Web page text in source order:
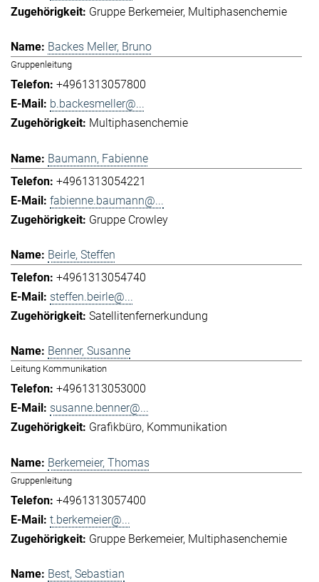
Gruppe Berkemeier Multiphasenchemie
Backes Meller, Bruno
Gruppenleitung
+4961313057800
b.backesmeller@...
Multiphasenchemie
Baumann, Fabienne
+4961313054221
fabienne.baumann@...
Gruppe Crowley
Beirle, Steffen
+4961313054740
steffen.beirle@...
Satellitenfernerkundung
Benner, Susanne
Leitung Kommunikation
+4961313053000
susanne.benner@...
Grafikbüro Kommunikation
Berkemeier, Thomas
Gruppenleitung
+4961313057400
t.berkemeier@...
Gruppe Berkemeier Multiphasenchemie
Best, Sebastian